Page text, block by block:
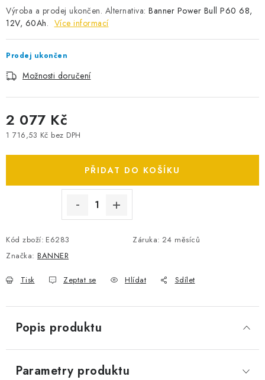
STARTOVACÍ ZDROJE
TESTERY BATERIÍ
BATERIE PRO NOUZOVÁ OSVĚTLENÍ
SPOTŘEBNÍ BATERIE
DOPRAVA ZDARMA
KONFIGURÁTOR AUTOBATERIÍ
O NÁS
VÝMĚNA AUTOBATERIE
OCHRANA OSOBNÍCH ÚDAJŮ
OVĚŘOVÁNÍ RECENZÍ
ZPĚTNÝ ODBĚR ELEKTROZAŘÍZENÍ A BATERIÍ
Výroba a prodej ukončen. Alternativa: Banner Power Bull P60 68,
12V, 60Ah. Více informací
Prodej ukončen
Možnosti doručení
2 077 Kč
1 716,53 Kč bez DPH
PŘIDAT DO KOŠÍKU
Kód zboží: E6283 Záruka: 24 měsíců
Značka: BANNER
Tisk Zeptat se Hlídat Sdílet
Popis produktu
Parametry produktu